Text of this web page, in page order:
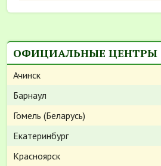
ОФИЦИАЛЬНЫЕ ЦЕНТРЫ
Ачинск
Барнаул
Гомель (Беларусь)
Екатеринбург
Красноярск